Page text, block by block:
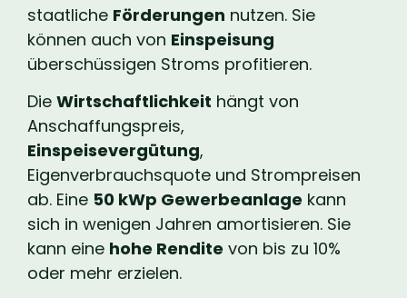
staatliche Förderungen nutzen. Sie
können auch von Einspeisung
überschüssigen Stroms profitieren.
Die Wirtschaftlichkeit hängt von
Anschaffungspreis,
Einspeisevergütung,
Eigenverbrauchsquote und Strompreisen
ab. Eine 50 kWp Gewerbeanlage kann
sich in wenigen Jahren amortisieren. Sie
kann eine hohe Rendite von bis zu 10%
oder mehr erzielen.